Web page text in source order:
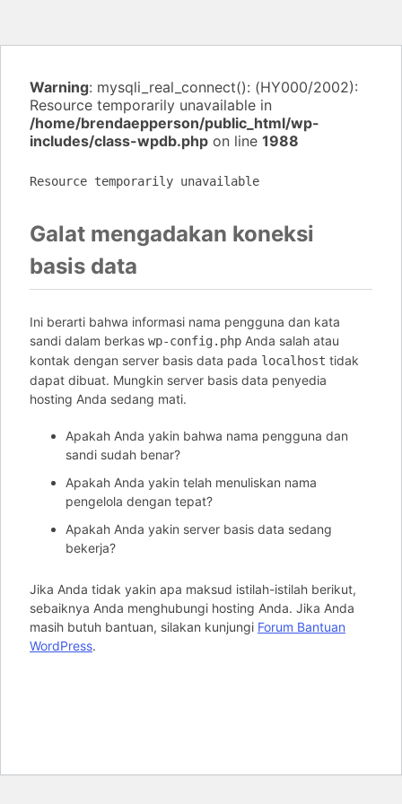
Warning: mysqli_real_connect(): (HY000/2002):
Resource temporarily unavailable in
/home/brendaepperson/public_html/wp-
includes/class-wpdb.php on line 1988
Resource temporarily unavailable
Galat mengadakan koneksi
basis data
Ini berarti bahwa informasi nama pengguna dan kata
sandi dalam berkas wp-config.php Anda salah atau
kontak dengan server basis data pada localhost tidak
dapat dibuat. Mungkin server basis data penyedia
hosting Anda sedang mati.
Apakah Anda yakin bahwa nama pengguna dan
sandi sudah benar?
Apakah Anda yakin telah menuliskan nama
pengelola dengan tepat?
Apakah Anda yakin server basis data sedang
bekerja?
Jika Anda tidak yakin apa maksud istilah-istilah berikut,
sebaiknya Anda menghubungi hosting Anda. Jika Anda
masih butuh bantuan, silakan kunjungi Forum Bantuan
WordPress.